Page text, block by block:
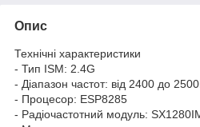
Опис
Технічні характеристики
- Тип ISM: 2.4G
- Діапазон частот: від 2400 до
- Процесор: ESP8285
- Радіочастотний модуль: